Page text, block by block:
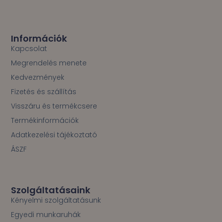
Szolgáltatásaink
Kényelmi szolgáltatásunk
Egyedi munkaruhák
Információk
Kapcsolat
Megrendelés menete
Kedvezmények
Fizetés és szállítás
Visszáru és termékcsere
Termékinformációk
Adatkezelési tájékoztató
ÁSZF